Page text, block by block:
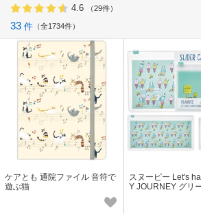
4.6 （29件）
33 件 全1734件
ケアとも 通院ファイル 音符で
遊ぶ猫
スヌーピー Let's
Y JOURNEY グリ